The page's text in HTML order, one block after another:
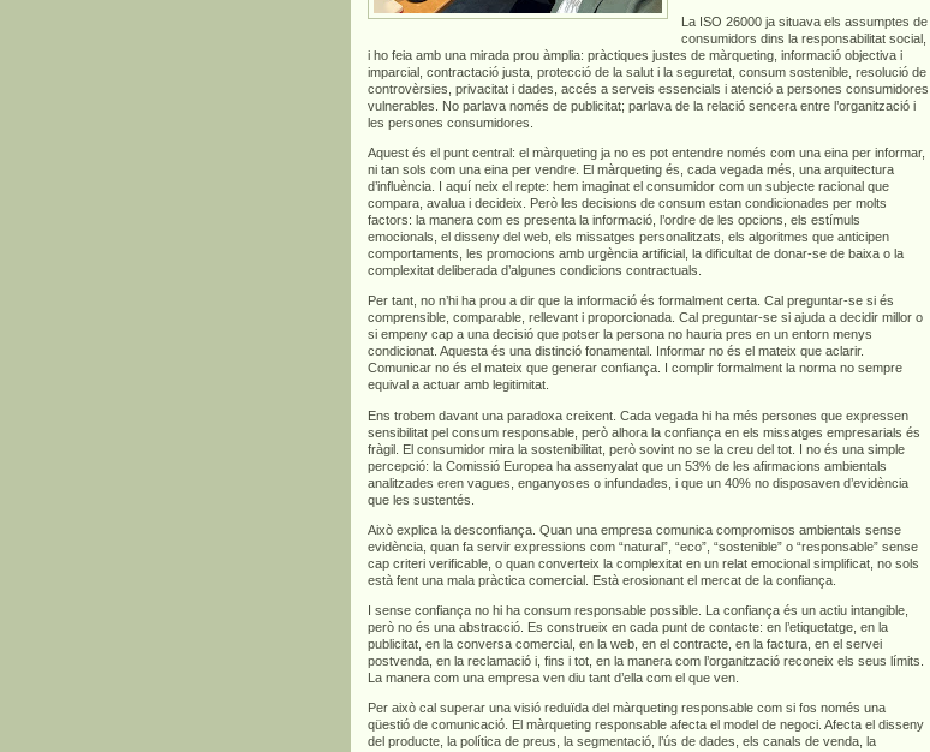
La ISO 26000 ja situava els assumptes de
consumidors dins la responsabilitat social,
i ho feia amb una mirada prou àmplia: pràctiques justes de màrqueting, informació objectiva i
imparcial, contractació justa, protecció de la salut i la seguretat, consum sostenible, resolució de
controvèrsies, privacitat i dades, accés a serveis essencials i atenció a persones consumidores
vulnerables. No parlava només de publicitat; parlava de la relació sencera entre l’organització i
les persones consumidores.
Aquest és el punt central: el màrqueting ja no es pot entendre només com una eina per informar,
ni tan sols com una eina per vendre. El màrqueting és, cada vegada més, una arquitectura
d’influència. I aquí neix el repte: hem imaginat el consumidor com un subjecte racional que
compara, avalua i decideix. Però les decisions de consum estan condicionades per molts
factors: la manera com es presenta la informació, l’ordre de les opcions, els estímuls
emocionals, el disseny del web, els missatges personalitzats, els algoritmes que anticipen
comportaments, les promocions amb urgència artificial, la dificultat de donar-se de baixa o la
complexitat deliberada d’algunes condicions contractuals.
Per tant, no n’hi ha prou a dir que la informació és formalment certa. Cal preguntar-se si és
comprensible, comparable, rellevant i proporcionada. Cal preguntar-se si ajuda a decidir millor o
si empeny cap a una decisió que potser la persona no hauria pres en un entorn menys
condicionat. Aquesta és una distinció fonamental. Informar no és el mateix que aclarir.
Comunicar no és el mateix que generar confiança. I complir formalment la norma no sempre
equival a actuar amb legitimitat.
Ens trobem davant una paradoxa creixent. Cada vegada hi ha més persones que expressen
sensibilitat pel consum responsable, però alhora la confiança en els missatges empresarials és
fràgil. El consumidor mira la sostenibilitat, però sovint no se la creu del tot. I no és una simple
percepció: la Comissió Europea ha assenyalat que un 53% de les afirmacions ambientals
analitzades eren vagues, enganyoses o infundades, i que un 40% no disposaven d’evidència
que les sustentés.
Això explica la desconfiança. Quan una empresa comunica compromisos ambientals sense
evidència, quan fa servir expressions com “natural”, “eco”, “sostenible” o “responsable” sense
cap criteri verificable, o quan converteix la complexitat en un relat emocional simplificat, no sols
està fent una mala pràctica comercial. Està erosionant el mercat de la confiança.
I sense confiança no hi ha consum responsable possible. La confiança és un actiu intangible,
però no és una abstracció. Es construeix en cada punt de contacte: en l’etiquetatge, en la
publicitat, en la conversa comercial, en la web, en el contracte, en la factura, en el servei
postvenda, en la reclamació i, fins i tot, en la manera com l’organització reconeix els seus límits.
La manera com una empresa ven diu tant d’ella com el que ven.
Per això cal superar una visió reduïda del màrqueting responsable com si fos només una
qüestió de comunicació. El màrqueting responsable afecta el model de negoci. Afecta el disseny
del producte, la política de preus, la segmentació, l’ús de dades, els canals de venda, la